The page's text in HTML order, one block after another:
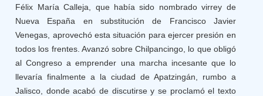
Félix María Calleja, que había sido nombrado virrey de
Nueva España en substitución de Francisco Javier
Venegas, aprovechó esta situación para ejercer presión en
todos los frentes. Avanzó sobre Chilpancingo, lo que obligó
al Congreso a emprender una marcha incesante que lo
llevaría finalmente a la ciudad de Apatzingán, rumbo a
Jalisco, donde acabó de discutirse y se proclamó el texto